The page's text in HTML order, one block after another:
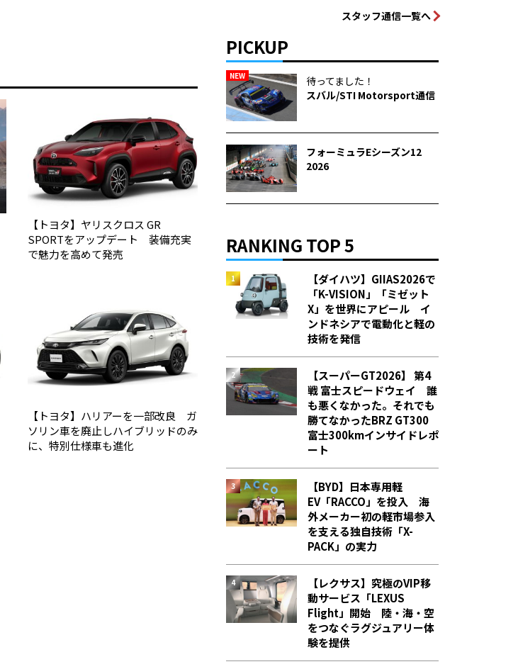
【トヨタ】ヤリスクロス GR
SPORTをアップデート 装備充実
で魅力を高めて発売
【トヨタ】ハリアーを一部改良 ガ
ソリン車を廃止しハイブリッドのみ
に、特別仕様車も進化
スタッフ通信一覧へ
PICKUP
NEW
待ってました！
スバル/STI Motorsport通信
フォーミュラEシーズン12
2026
RANKING TOP 5
【ダイハツ】GIIAS2026で
「K-VISION」「ミゼット
X」を世界にアピール イ
ンドネシアで電動化と軽の
技術を発信
【スーパーGT2026】 第4
戦 富士スピードウェイ 誰
も悪くなかった。それでも
勝てなかった――BRZ GT300
富士300kmインサイドレポ
ート
【BYD】日本専用軽
EV「RACCO」を投入 海
外メーカー初の軽市場参入
を支える独自技術「X-
PACK」の実力
【レクサス】究極のVIP移
動サービス「LEXUS
Flight」開始 陸・海・空
をつなぐラグジュアリー体
験を提供